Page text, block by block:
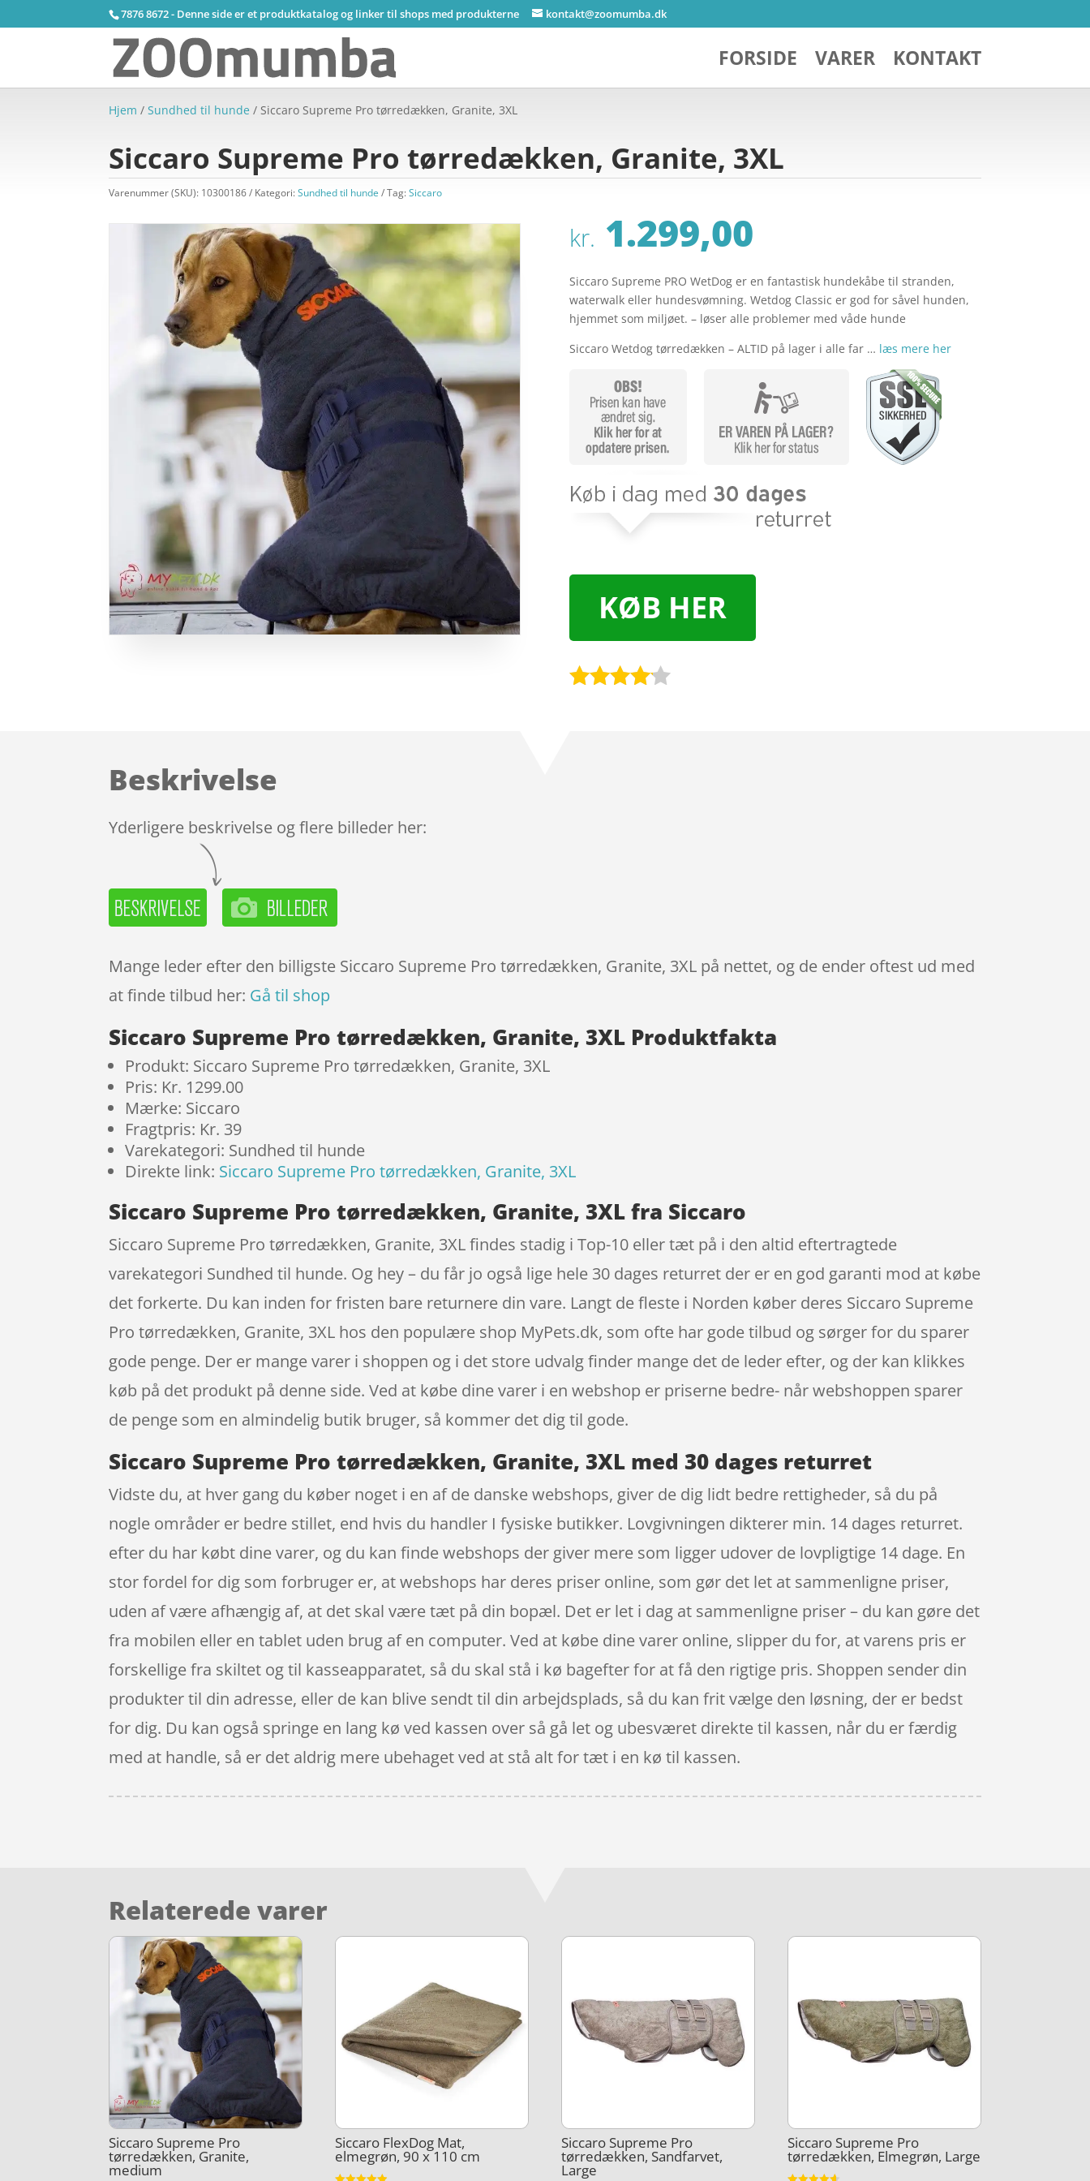
7876 8672 - Denne side er et produktkatalog og linker til shops med produkterne kontakt@zoomumba.dk
FORSIDE VARER KONTAKT
Hjem /Sundhed til hunde / Siccaro Supreme Pro tørredækken, Granite, 3XL
Siccaro Supreme Pro tørredækken, Granite, 3XL
Varenummer (SKU): 10300186 Kategori:Sundhed til hunde Tag:Siccaro
kr. 1.299,00
Siccaro Supreme PRO WetDog er en fantastisk hundekåbe til stranden,
waterwalk eller hundesvømning. Wetdog Classic er god for såvel hunden,
hjemmet som miljøet. – løser alle problemer med våde hunde
Siccaro Wetdog tørredækken – ALTID på lager i alle far … læs mere her
KØB HER
Beskrivelse
Yderligere beskrivelse og flere billeder her:
Mange leder efter den billigste Siccaro Supreme Pro tørredækken, Granite, 3XL på nettet, og de ender oftest ud med
at finde tilbud her: Gå til shop
Siccaro Supreme Pro tørredækken, Granite, 3XL Produktfakta
Produkt: Siccaro Supreme Pro tørredækken, Granite, 3XL
Pris: Kr. 1299.00
Mærke: Siccaro
Fragtpris: Kr. 39
Varekategori: Sundhed til hunde
Direkte link: Siccaro Supreme Pro tørredækken, Granite, 3XL
Siccaro Supreme Pro tørredækken, Granite, 3XL fra Siccaro
Siccaro Supreme Pro tørredækken, Granite, 3XL findes stadig i Top-10 eller tæt på i den altid eftertragtede
varekategori Sundhed til hunde. Og hey – du får jo også lige hele 30 dages returret der er en god garanti mod at købe
det forkerte. Du kan inden for fristen bare returnere din vare. Langt de fleste i Norden køber deres Siccaro Supreme
Pro tørredækken, Granite, 3XL hos den populære shop MyPets.dk, som ofte har gode tilbud og sørger for du sparer
gode penge. Der er mange varer i shoppen og i det store udvalg finder mange det de leder efter, og der kan klikkes
køb på det produkt på denne side. Ved at købe dine varer i en webshop er priserne bedre- når webshoppen sparer
de penge som en almindelig butik bruger, så kommer det dig til gode.
Siccaro Supreme Pro tørredækken, Granite, 3XL med 30 dages returret
Vidste du, at hver gang du køber noget i en af de danske webshops, giver de dig lidt bedre rettigheder, så du på
nogle områder er bedre stillet, end hvis du handler I fysiske butikker. Lovgivningen dikterer min. 14 dages returret.
efter du har købt dine varer, og du kan finde webshops der giver mere som ligger udover de lovpligtige 14 dage. En
stor fordel for dig som forbruger er, at webshops har deres priser online, som gør det let at sammenligne priser,
uden af være afhængig af, at det skal være tæt på din bopæl. Det er let i dag at sammenligne priser – du kan gøre det
fra mobilen eller en tablet uden brug af en computer. Ved at købe dine varer online, slipper du for, at varens pris er
forskellige fra skiltet og til kasseapparatet, så du skal stå i kø bagefter for at få den rigtige pris. Shoppen sender din
produkter til din adresse, eller de kan blive sendt til din arbejdsplads, så du kan frit vælge den løsning, der er bedst
for dig. Du kan også springe en lang kø ved kassen over så gå let og ubesværet direkte til kassen, når du er færdig
med at handle, så er det aldrig mere ubehaget ved at stå alt for tæt i en kø til kassen.
Relaterede varer
Siccaro Supreme Pro
tørredækken, Granite,
medium
Siccaro FlexDog Mat,
elmegrøn, 90 x 110 cm
Siccaro Supreme Pro
tørredækken, Sandfarvet,
Large
Siccaro Supreme Pro
tørredækken, Elmegrøn, Large